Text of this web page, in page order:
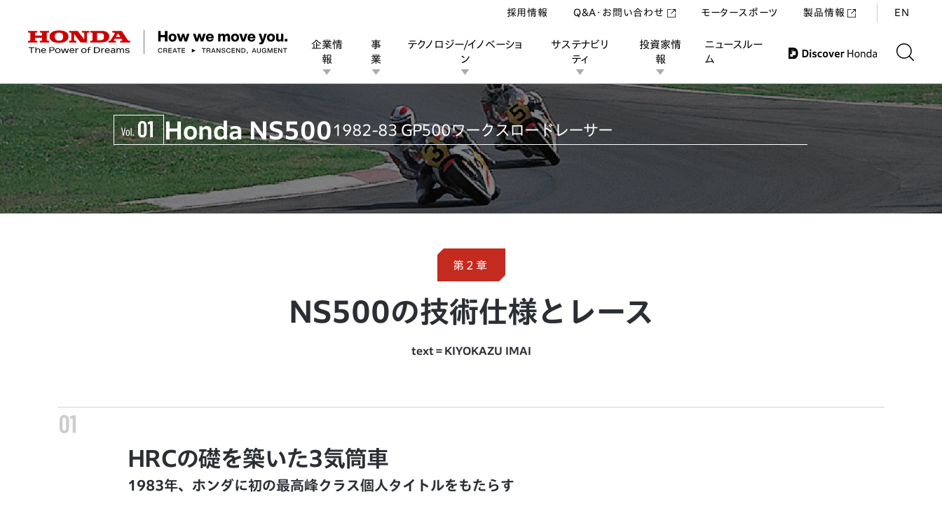
HONDA The Power of Dreams
企業情
報
企業情報 トップ
社長メッセージ 経営方針 会社概要 ヒストリー コーポレートブランド 企業スポーツ モータースポーツ
事
業
事業 トップ
クルマ バイク パワープロダクツ マリン その他事業
テクノロジー/イノベーショ
ン
テクノロジー/イノベーション トップ
研究開発 テクノロジー デザイン オープンイノベーション
サステナビリ
ティ
サステナビリティ トップ
ESGレポート Honda Report 環境 社会 ガバナンス 安全への取り組み 品質への取り組み
投資家情
報
投資家情報 トップ
経営方針 IR資料室 財務・業績情報 株式・債券情報 IRカレンダー 個人投資家の皆様へ Honda Report
ニュースルー
ム
ニュースルーム
ニュースルーム
Discover Honda
Discover Honda
採用情報 Q&A・お問い合わせ モータースポーツ 製品情報 EN
Honda NS500 1982-83 GP500ワークスロードレーサー
NS500の技術仕様とレース
text＝KIYOKAZU IMAI
HRCの礎を築いた3気筒車
1983年、ホンダに初の最高峰クラス個人タイトルをもたらす